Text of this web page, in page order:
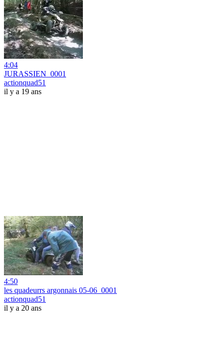
4:04
JURASSIEN_0001
actionquad51
il y a 19 ans
4:50
les quadeurrs argonnais 05-06_0001
actionquad51
il y a 20 ans